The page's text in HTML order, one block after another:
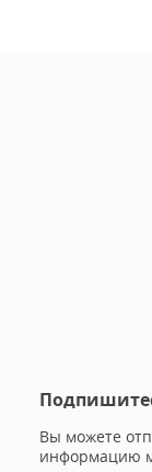
Вы можете
информацию